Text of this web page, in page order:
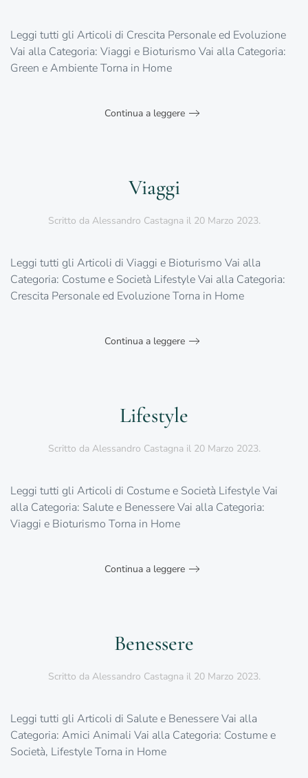
Leggi tutti gli Articoli di Crescita Personale ed Evoluzione
Vai alla Categoria: Viaggi e Bioturismo Vai alla Categoria:
Green e Ambiente Torna in Home
Continua a leggere
Viaggi
Scritto da Alessandro Castagnail 20 Marzo 2023.
Leggi tutti gli Articoli di Viaggi e Bioturismo Vai alla
Categoria: Costume e Società Lifestyle Vai alla Categoria:
Crescita Personale ed Evoluzione Torna in Home
Continua a leggere
Lifestyle
Scritto da Alessandro Castagnail 20 Marzo 2023.
Leggi tutti gli Articoli di Costume e Società Lifestyle Vai
alla Categoria: Salute e Benessere Vai alla Categoria:
Viaggi e Bioturismo Torna in Home
Continua a leggere
Benessere
Scritto da Alessandro Castagnail 20 Marzo 2023.
Leggi tutti gli Articoli di Salute e Benessere Vai alla
Categoria: Amici Animali Vai alla Categoria: Costume e
Società, Lifestyle Torna in Home